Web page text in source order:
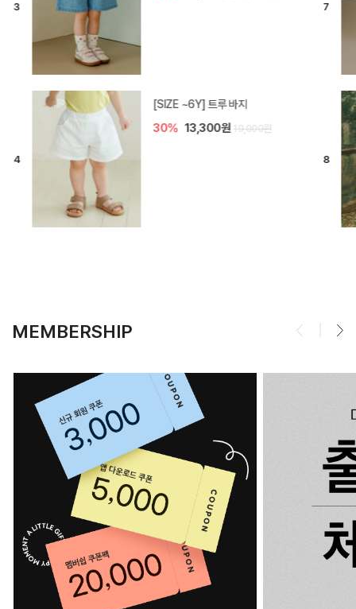
엘로디 니트 아기 바지
20% 16,000원 20,000원
MEMBERSHIP